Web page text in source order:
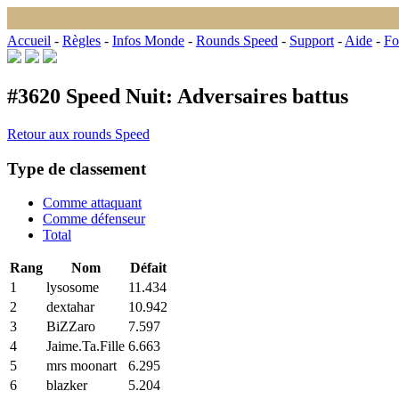
Accueil - Règles - Infos Monde - Rounds Speed - Support - Aide -
#3620 Speed Nuit: Adversaires battus
Retour aux rounds Speed
Type de classement
Comme attaquant
Comme défenseur
Total
Rang Nom
Défait
1
lysosome 11 .434
2
dextahar 10.942
3
BiZZaro 7.597
4
Jaime.Ta.Fille 6.663
5
mrs moonart 6.295
6
blazker 5.204